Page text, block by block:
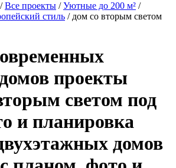
/Все проекты /Уютные до 200 м² /
стиль / дом со вторым светом
проекты
светом под
и планировка
домов